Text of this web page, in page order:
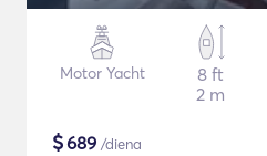
Motor Yacht
8 ft
2 m
$689 /diena